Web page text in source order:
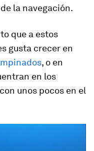
la navegación.
que a estos
gusta crecer en
, o en
en los
unos pocos en el